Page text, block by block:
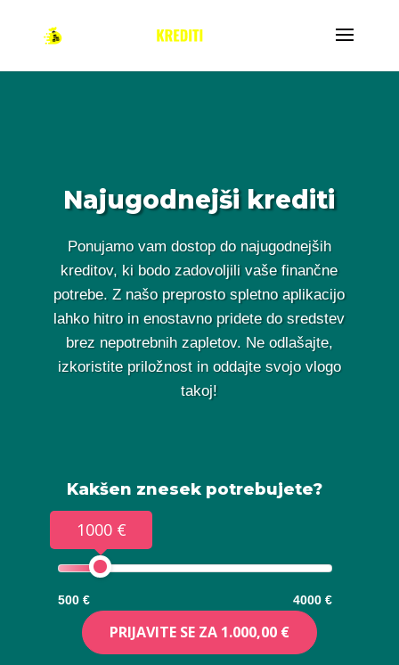
Najugodnejši krediti
Ponujamo vam dostop do najugodnejših
kreditov, ki bodo zadovoljili vaše finančne
potrebe. Z našo preprosto spletno aplikacijo
lahko hitro in enostavno pridete do sredstev
brez nepotrebnih zapletov. Ne odlašajte,
izkoristite priložnost in oddajte svojo vlogo
takoj!
Kakšen znesek potrebujete?
1000 €
500 € 4000 €
PRIJAVITE SE ZA 1.000,00 €